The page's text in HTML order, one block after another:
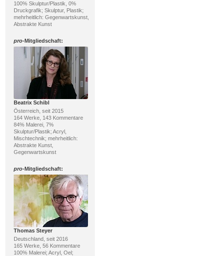
100% Skulptur/Plastik, 0%
Druckgrafik; Skulptur, Plastik;
mehrheitlich: Gegenwartskunst,
Abstrakte Kunst
pro-Mitgliedschaft:
Beatrix Schibl
Österreich, seit 2015
164 Werke, 143 Kommentare
84% Malerei, 7%
Skulptur/Plastik; Acryl,
Mischtechnik; mehrheitlich:
Abstrakte Kunst,
Gegenwartskunst
pro-Mitgliedschaft:
Thomas Steyer
Deutschland, seit 2016
165 Werke, 56 Kommentare
100% Malerei; Acryl, Oel;